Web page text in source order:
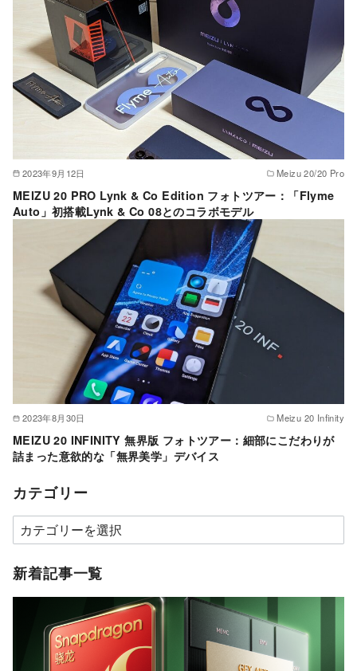
2023年9月12日 Meizu 20/20 Pro
MEIZU 20 PRO Lynk & Co Edition フォトツアー：「Flyme
Auto」初搭載Lynk & Co 08とのコラボモデル
2023年8月30日 Meizu 20 Infinity
MEIZU 20 INFINITY 無界版 フォトツアー：細部にこだわりが
詰まった意欲的な「無界美学」デバイス
カテゴリー
カ
テ
ゴ
新着記事一覧